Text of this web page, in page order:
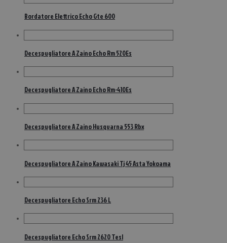
Bordatore Elettrico Echo Gte 600
Decespugliatore A Zaino Echo Rm 520Es
Decespugliatore A Zaino Echo Rm-410Es
Decespugliatore A Zaino Husqvarna 553 Rbx
Decespugliatore A Zaino Kawasaki Tj 45 Asta Yokoama
Decespugliatore Echo Srm 236 L
Decespugliatore Echo Srm 2620 Tesl